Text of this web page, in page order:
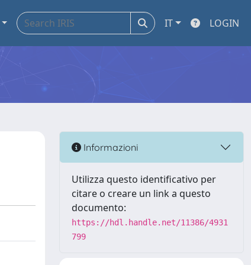
IT LOGIN
Informazioni
Utilizza questo identificativo per
citare o creare un link a questo
documento:
https://hdl.handle.net/11386/4931
799